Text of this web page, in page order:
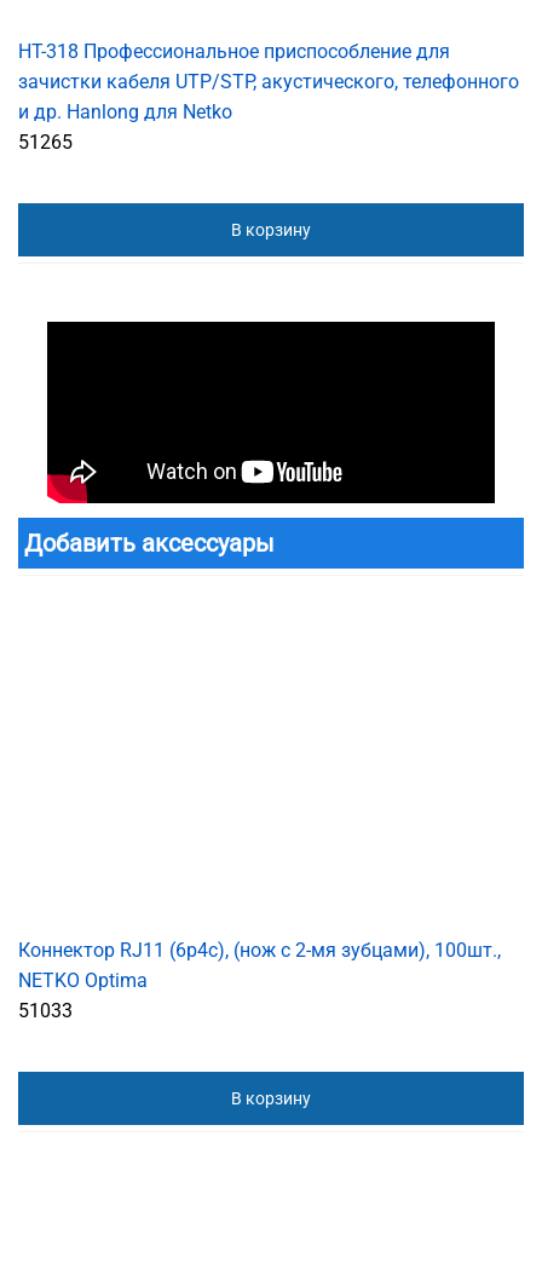
HT-318 Профессиональное приспособление для
зачистки кабеля UTP/STP, акустического, телефонного
и др. Hanlong для Netko
51265
В корзину
Добавить аксессуары
Коннектор RJ11 (6p4c), (нож с 2-мя зубцами), 100шт.,
NETKO Optima
51033
В корзину